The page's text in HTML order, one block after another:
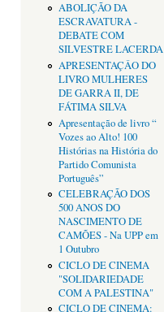
ABOLIÇÃO DA
ESCRAVATURA -
DEBATE COM
SILVESTRE LACERDA
APRESENTAÇÂO DO
LIVRO MULHERES
DE GARRA II, DE
FÁTIMA SILVA
Apresentação de livro “
Vozes ao Alto! 100
Histórias na História do
Partido Comunista
Português”
CELEBRAÇÃO DOS
500 ANOS DO
NASCIMENTO DE
CAMÕES - Na UPP em
1 Outubro
CICLO DE CINEMA
"SOLIDARIEDADE
COM A PALESTINA"
CICLO DE CINEMA: